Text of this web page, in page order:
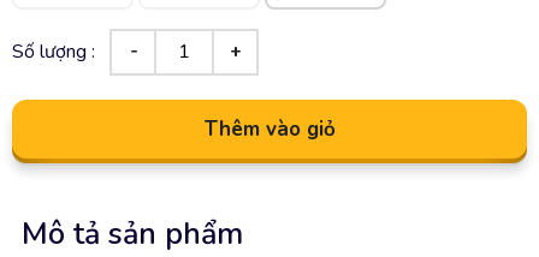
Số lượng :
Thêm vào giỏ
Mô tả sản phẩm